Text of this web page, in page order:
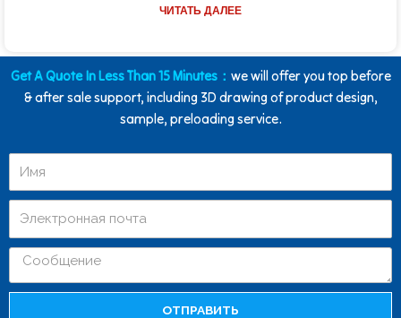
ЧИТАТЬ ДАЛЕЕ
Get A Quote In Less Than 15 Minutes： we will offer you top before
& after sale support, including 3D drawing of product design,
sample, preloading service.
ОТПРАВИТЬ